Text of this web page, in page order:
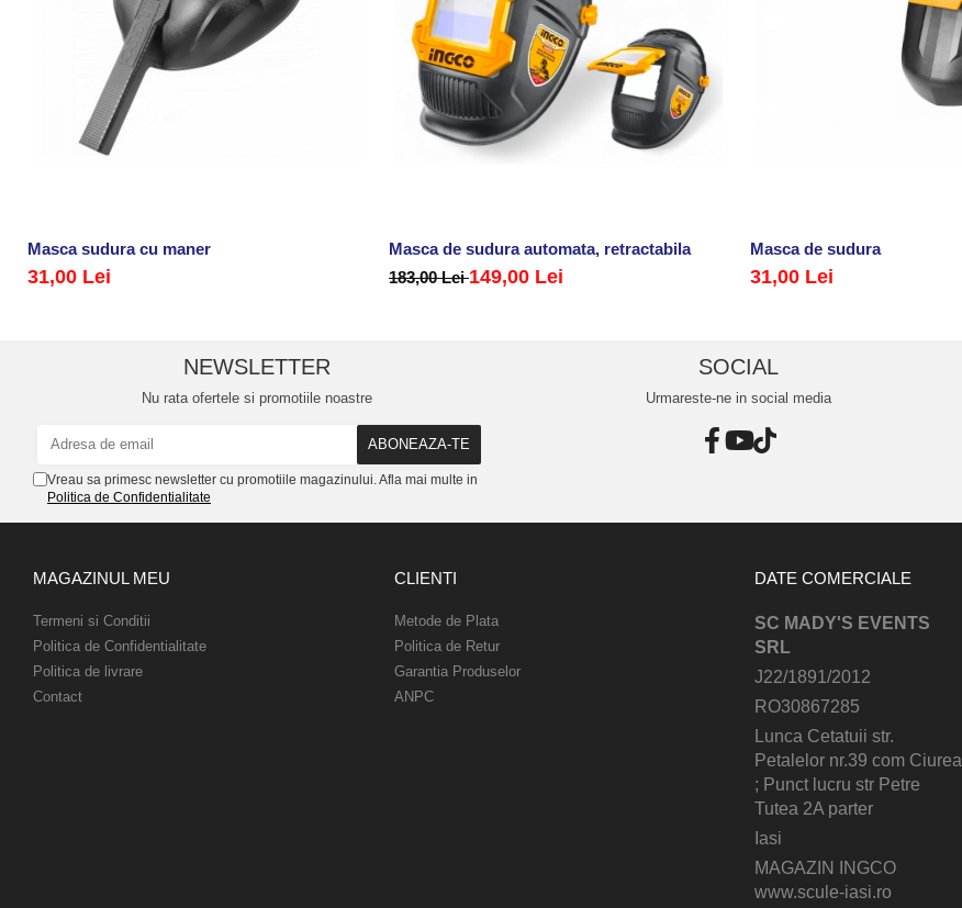
Masca sudura cu maner
31,00 Lei
Masca de sudura automata, retractabila
183,00 Lei149,00 Lei
Masca de sudura
31,00 Lei
NEWSLETTER
Nu rata ofertele si promotiile noastre
Vreau sa primesc newsletter cu promotiile magazinului. Afla mai multe in
Politica de Confidentialitate
SOCIAL
Urmareste-ne in social media
MAGAZINUL MEU
Termeni si Conditii
Politica de Confidentialitate
Politica de livrare
Contact
CLIENTI
Metode de Plata
Politica de Retur
Garantia Produselor
ANPC
DATE COMERCIALE
SC MADY'S EVENTS
SRL
J22/1891/2012
RO30867285
Lunca Cetatuii str.
Petalelor nr.39 com Ciurea
; Punct lucru str Petre
Tutea 2A parter
Iasi
MAGAZIN INGCO
www.scule-iasi.ro